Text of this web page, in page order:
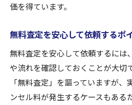
価を得ています。
無料査定を安心して依頼するポ
無料査定を安心して依頼するには
や流れを確認しておくことが大切
「無料査定」を謳っていますが、
ンセル料が発生するケースもある